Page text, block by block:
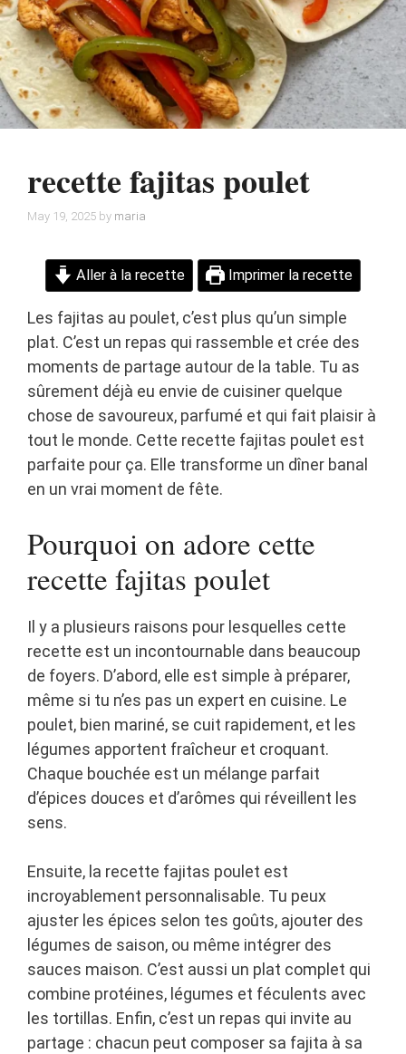
recette fajitas poulet
May 19, 2025 by maria
Aller à la recette Imprimer la recette
Les fajitas au poulet, c’est plus qu’un simple
plat. C’est un repas qui rassemble et crée des
moments de partage autour de la table. Tu as
sûrement déjà eu envie de cuisiner quelque
chose de savoureux, parfumé et qui fait plaisir à
tout le monde. Cette recette fajitas poulet est
parfaite pour ça. Elle transforme un dîner banal
en un vrai moment de fête.
Pourquoi on adore cette
recette fajitas poulet
Il y a plusieurs raisons pour lesquelles cette
recette est un incontournable dans beaucoup
de foyers. D’abord, elle est simple à préparer,
même si tu n’es pas un expert en cuisine. Le
poulet, bien mariné, se cuit rapidement, et les
légumes apportent fraîcheur et croquant.
Chaque bouchée est un mélange parfait
d’épices douces et d’arômes qui réveillent les
sens.
Ensuite, la recette fajitas poulet est
incroyablement personnalisable. Tu peux
ajuster les épices selon tes goûts, ajouter des
légumes de saison, ou même intégrer des
sauces maison. C’est aussi un plat complet qui
combine protéines, légumes et féculents avec
les tortillas. Enfin, c’est un repas qui invite au
partage : chacun peut composer sa fajita à sa